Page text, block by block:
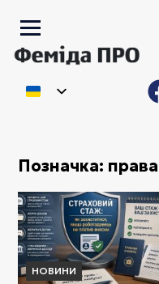
Позначка:
НОВИНИ